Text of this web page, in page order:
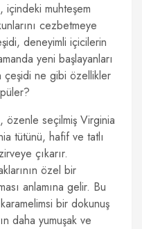
içindeki muhteşem
cezbetmeye
deneyimli içicilerin
yeni başlayanları
çeşidi ne gibi özellikler
özenle seçilmiş Virginia
tütünü, hafif ve tatlı
çıkarır.
özel bir
anlamına gelir. Bu
bir dokunuş
daha yumuşak ve